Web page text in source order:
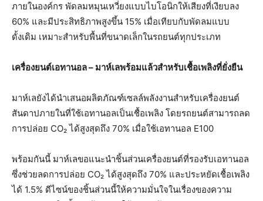
ภายในองค์กร พัดลมหมุนเหวี่ยงแบบไบโอนิกให้เสียงที่เงียบลง
60% และมีประสิทธิภาพสูงขึ้น 15% เมื่อเทียบกับพัดลมแบบ
ดั้งเดิม เหมาะสำหรับพื้นที่ขนาดเล็กในรถยนต์ทุกประเภท
เครื่องยนต์เอทานอล – มาห์เลพร้อมแล้วสำหรับเชื้อเพลิงที่ยั่งยืน
มาห์เลยังได้นำเสนอผลิตภัณฑ์เซลล์พลังงานสำหรับเครื่องยนต์
สันดาปภายในที่ใช้เอทานอลเป็นเชื้อเพลิง โดยรถยนต์สามารถลด
การปล่อย CO₂ ได้สูงสุดถึง 70% เมื่อใช้เอทานอล E100
พร้อมกันนี้ มาห์เลขอแนะนำชิ้นส่วนเครื่องยนต์ที่รองรับเอทานอล
ซึ่งช่วยลดการปล่อย CO₂ ได้สูงสุดถึง 70% และประหยัดเชื้อเพลิง
ได้ 1.5% ดีไซน์ของชิ้นส่วนนี้ให้ความมั่นใจในเรื่องของความ